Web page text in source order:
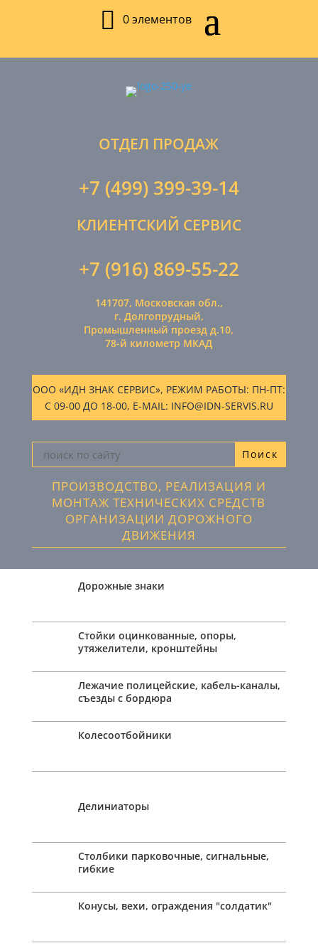
0 элементов
ОТДЕЛ ПРОДАЖ
+7 (499) 399-39-14
КЛИЕНТСКИЙ СЕРВИС
+7 (916) 869-55-22
141707, Московская обл.,
г. Долгопрудный,
Промышленный проезд д.10,
78-й километр МКАД
ООО «ИДН ЗНАК СЕРВИС», РЕЖИМ РАБОТЫ: ПН-ПТ:
С 09-00 ДО 18-00, E-MAIL: INFO@IDN-SERVIS.RU
ПРОИЗВОДСТВО, РЕАЛИЗАЦИЯ И
МОНТАЖ ТЕХНИЧЕСКИХ СРЕДСТВ
ОРГАНИЗАЦИИ ДОРОЖНОГО
ДВИЖЕНИЯ
Дорожные знаки
Стойки оцинкованные, опоры,
утяжелители, кронштейны
Лежачие полицейские, кабель-каналы,
съезды с бордюра
Колесоотбойники
Делиниаторы
Столбики парковочные, сигнальные,
гибкие
Конусы, вехи, ограждения "солдатик"